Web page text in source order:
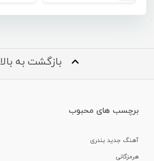
بازگشت به بالا
برچسب های محبوب
آهنگ جدید بندری
هرمزگانی